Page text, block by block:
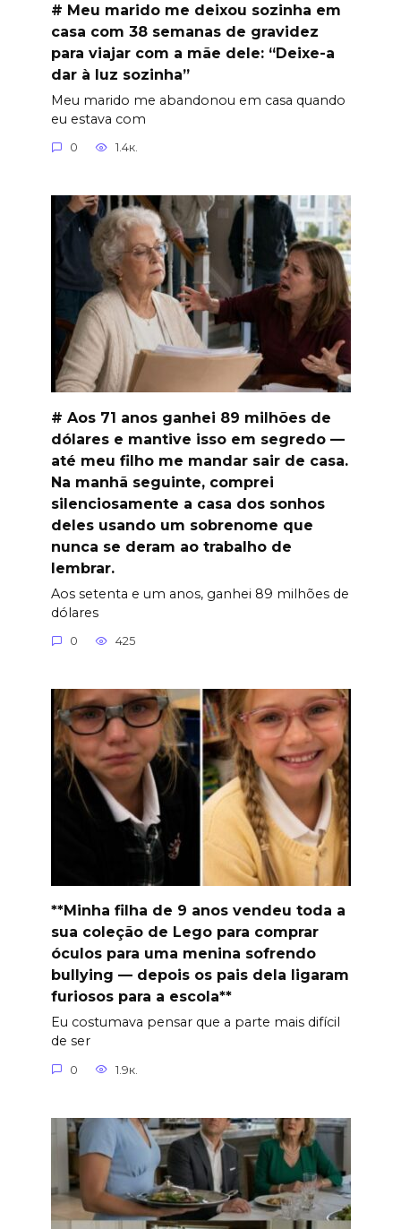
# Meu marido me deixou sozinha em
casa com 38 semanas de gravidez
para viajar com a mãe dele: “Deixe-a
dar à luz sozinha”
Meu marido me abandonou em casa quando
eu estava com
0 1.4к.
# Aos 71 anos ganhei 89 milhões de
dólares e mantive isso em segredo —
até meu filho me mandar sair de casa.
Na manhã seguinte, comprei
silenciosamente a casa dos sonhos
deles usando um sobrenome que
nunca se deram ao trabalho de
lembrar.
Aos setenta e um anos, ganhei 89 milhões de
dólares
0 425
**Minha filha de 9 anos vendeu toda a
sua coleção de Lego para comprar
óculos para uma menina sofrendo
bullying — depois os pais dela ligaram
furiosos para a escola**
Eu costumava pensar que a parte mais difícil
de ser
0 1.9к.